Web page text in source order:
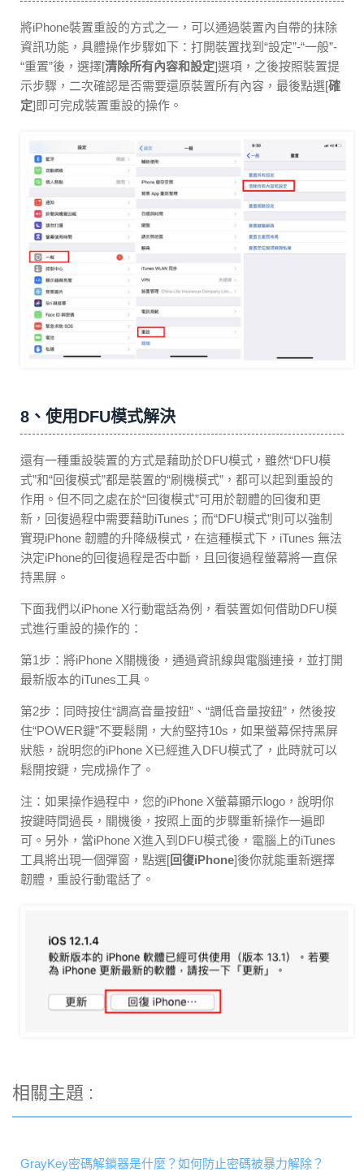
將iPhone裝置重設的方式之一，可以通過裝置內自帶的抹除
資訊功能，具體操作步驟如下：打開裝置找到“設定”-“一般”-
“重置”後，選擇[清除所有內容和設定]選項，之後按照裝置提
示步驟，二次確認是否需要還原裝置所有內容，最後點選[確
定]即可完成裝置重設的操作。
8、使用DFU模式解決
還有一種重設裝置的方式是藉助於DFU模式，雖然“DFU模
式”和“回復模式”都是裝置的“刷機模式”，都可以起到重設的
作用。但不同之處在於“回復模式”可用於韌體的回復和更
新，回復過程中需要藉助iTunes；而“DFU模式”則可以強制
實現iPhone 韌體的升降級模式，在這種模式下，iTunes 無法
決定iPhone的回復過程是否中斷，且回復過程螢幕將一直保
持黑屏。
下面我們以iPhone X行動電話為例，看裝置如何借助DFU模
式進行重設的操作的：
第1步：將iPhone X關機後，通過資訊線與電腦連接，並打開
最新版本的iTunes工具。
第2步：同時按住“調高音量按鈕”、“調低音量按鈕”，然後按
住“POWER鍵”不要鬆開，大約堅持10s，如果螢幕保持黑屏
狀態，說明您的iPhone X已經進入DFU模式了，此時就可以
鬆開按鍵，完成操作了。
注：如果操作過程中，您的iPhone X螢幕顯示logo，說明你
按鍵時間過長，關機後，按照上面的步驟重新操作一遍即
可。另外，當iPhone X進入到DFU模式後，電腦上的iTunes
工具將出現一個彈窗，點選[回復iPhone]後你就能重新選擇
韌體，重設行動電話了。
相關主題 :
GrayKey密碼解鎖器是什麼？如何防止密碼被暴力解除？